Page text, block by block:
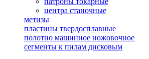
центра станочные
метизы
пластины твердосплавные
полотно машинное ножовочное
сегменты к пилам дисковым